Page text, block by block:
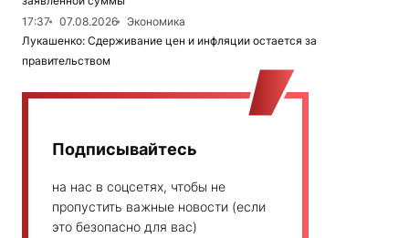
17:37
07.08.2026
Экономика
Лукашенко: Сдерживание цен и инфляции остается за
правительством
Подписывайтесь
на нас в соцсетях, чтобы не
пропустить важные новости (если
это безопасно для вас)